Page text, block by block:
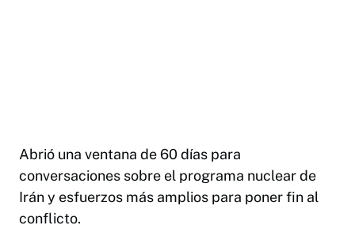
Abrió una ventana de 60 días para
conversaciones sobre el programa nuclear de
Irán y esfuerzos más amplios para poner fin al
conflicto.